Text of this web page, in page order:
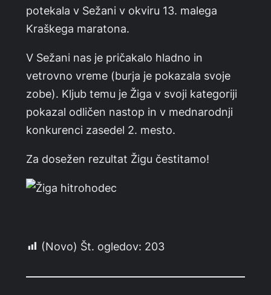
potekala v Sežani v okviru 13. malega
Kraškega maratona.
V Sežani nas je pričakalo hladno in
vetrovno vreme (burja je pokazala svoje
zobe). Kljub temu je Žiga v svoji kategoriji
pokazal odličen nastop in v mednarodnji
konkurenci zasedel 2. mesto.
Za dosežen rezultat Žigu čestitamo!
(Novo) Št. ogledov: 203